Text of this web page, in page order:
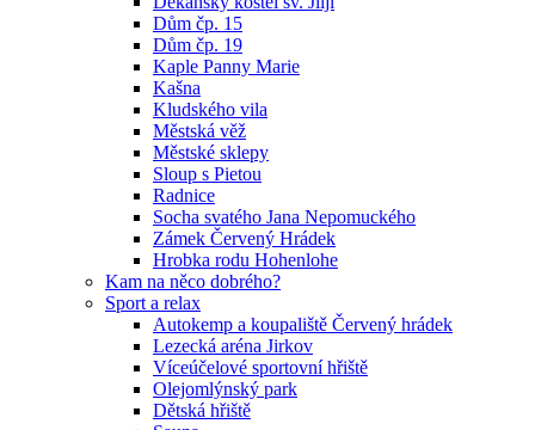
Dům čp. 15
Dům čp. 19
Kaple Panny Marie
Kašna
Kludského vila
Městská věž
Městské sklepy
Sloup s Pietou
Radnice
Socha svatého Jana Nepomuckého
Zámek Červený Hrádek
Hrobka rodu Hohenlohe
Kam na něco dobrého?
Sport a relax
Autokemp a koupaliště Červený hrádek
Lezecká aréna Jirkov
Víceúčelové sportovní hřiště
Olejomlýnský park
Dětská hřiště